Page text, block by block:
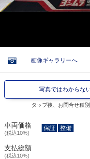
画像ギャラリーへ
写真ではわからな
タップ後、お問合せ種
車両価格
(税込10%)
保証 整備
支払総額
(税込10%)